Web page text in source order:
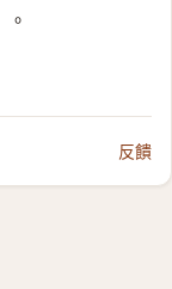
。
反饋